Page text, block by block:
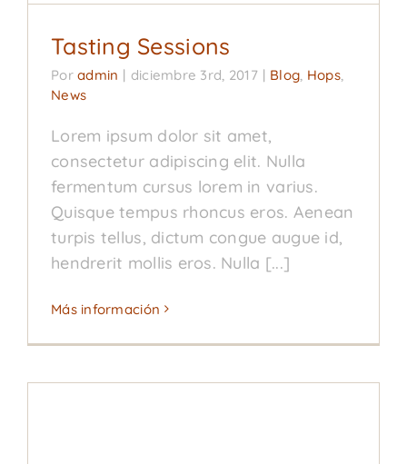
Tasting Sessions
Poradmin | diciembre 3rd, 2017 | Blog, Hops,
News
Lorem ipsum dolor sit amet,
consectetur adipiscing elit. Nulla
fermentum cursus lorem in varius.
Quisque tempus rhoncus eros. Aenean
turpis tellus, dictum congue augue id,
hendrerit mollis eros. Nulla [...]
Más información